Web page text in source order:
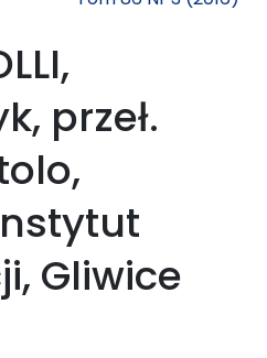
przeł.
Gliwice